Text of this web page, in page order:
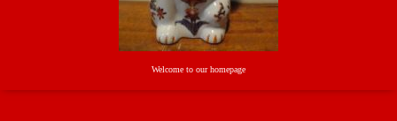
Welcome to our homepage